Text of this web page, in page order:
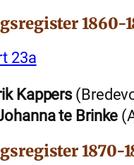
1860-
23a
Kappers
te Brinke
1870-